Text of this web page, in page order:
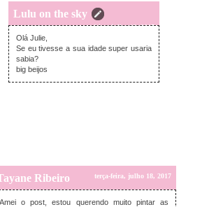
Lulu on the sky
terça-feira, julho 18, 2017
Olá Julie,
Se eu tivesse a sua idade super usaria
sabia?
big beijos
Ribeiro terça-feira, julho 18, 2017
Amei o post, estou querendo muito pintar as